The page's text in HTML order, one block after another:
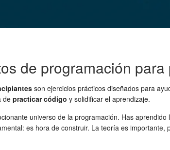
de programación
son ejercicios prácticos diseñados para
de practicar código y solidificar el aprendizaje.
universo de la programación. Has
es hora de construir. La teoría es